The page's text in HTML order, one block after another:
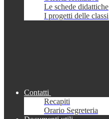
Le schede didattiche
I progetti delle classi
Contatti
Recapiti
Orario Segreteria